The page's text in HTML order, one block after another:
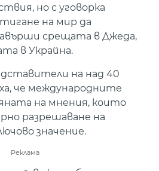
но с уговорка
на мир да
срещата в Джеда,
в Украйна.
на над 40
че международните
на мнения, които
разрешаване на
значение.
Реклама